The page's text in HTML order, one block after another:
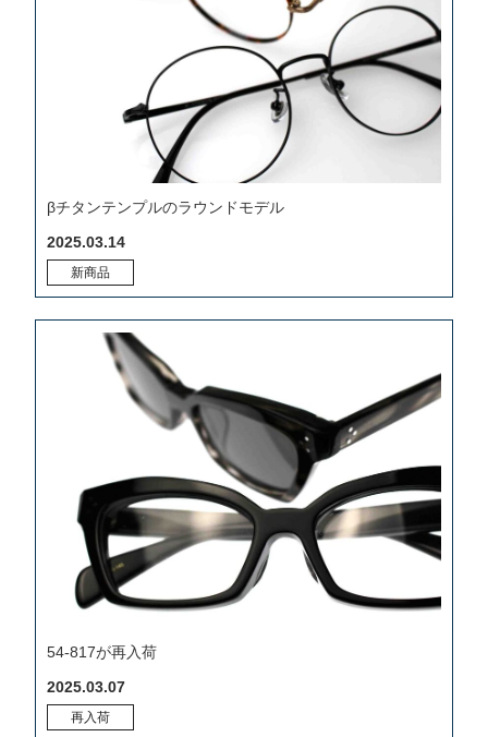
βチタンテンプルのラウンドモデル
2025.03.14
新商品
54-817が再入荷
2025.03.07
再入荷